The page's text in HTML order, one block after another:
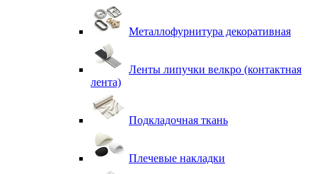
Металлофурнитура декоративная
Ленты липучки велкро (контактная
лента)
Подкладочная ткань
Плечевые накладки